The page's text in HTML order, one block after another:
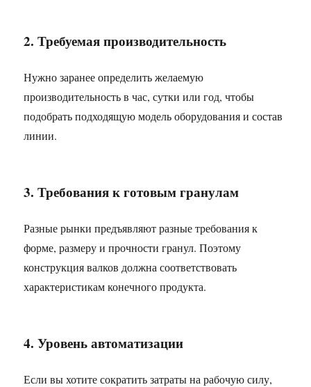
2. Требуемая производительность
Нужно заранее определить желаемую
производительность в час, сутки или год, чтобы
подобрать подходящую модель оборудования и состав
линии.
3. Требования к готовым гранулам
Разные рынки предъявляют разные требования к
форме, размеру и прочности гранул. Поэтому
конструкция валков должна соответствовать
характеристикам конечного продукта.
4. Уровень автоматизации
Если вы хотите сократить затраты на рабочую силу,